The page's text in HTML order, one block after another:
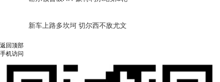
新车上路多坎坷 切尔西不敌尤文
返回顶部
手机访问